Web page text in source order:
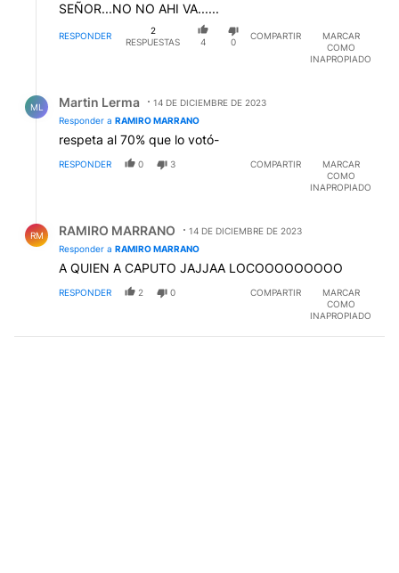
SEÑOR...NO NO AHI VA......
RESPONDER
2
RESPUESTAS
4 0
COMPARTIR
MARCAR
COMO
INAPROPIADO
ML Martin Lerma
14 DE DICIEMBRE DE 2023
Responder a RAMIRO MARRANO
respeta al 70% que lo votó-
RESPONDER 0 3 COMPARTIR
MARCAR
COMO
INAPROPIADO
RM RAMIRO MARRANO
14 DE DICIEMBRE DE 2023
Responder a RAMIRO MARRANO
A QUIEN A CAPUTO JAJJAA LOCOOOOOOOOO
RESPONDER 2 0 COMPARTIR
MARCAR
COMO
INAPROPIADO